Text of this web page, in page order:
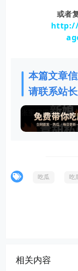
或者
http://
本篇文章
请联系站
吃瓜 吃
相关内容